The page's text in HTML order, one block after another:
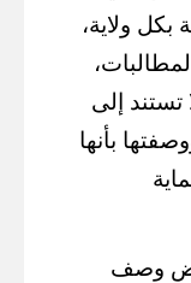
بكل ولاية،
تستند إلى
بأنها
وصف